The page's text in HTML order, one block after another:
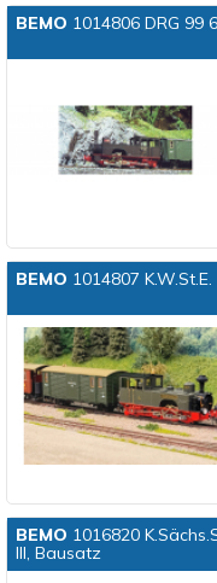
BEMO 1014806 DRG 99
BEMO 1014807
BEMO 1016820
III, Bausatz